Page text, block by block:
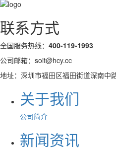
联系方式
全国服务热线： 400-119-1993
公司邮箱：soit@hcy.cc
地址：深圳市福田区福田街道深南中
关于我们
公司简介
新闻资讯